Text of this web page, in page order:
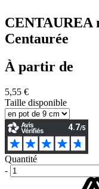
CENTAUREA
Centaurée
À partir de
5,55 €
Taille disponible
Quantité
-